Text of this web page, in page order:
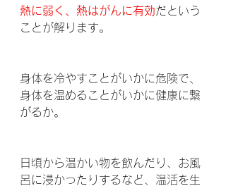
熱に弱く、熱はがんに有効だという
ことが解ります。
身体を冷やすことがいかに危険で、
身体を温めることがいかに健康に繋
がるか。
日頃から温かい物を飲んだり、お風
呂に浸かったりするなど、温活を生